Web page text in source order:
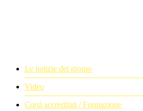
Le notizie del giorno
Video
Corsi accreditati / Formazione